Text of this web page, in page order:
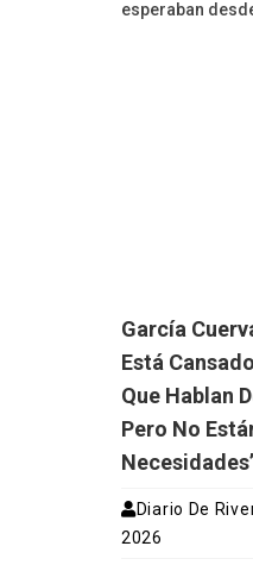
esperaban
García
Está
Que Hablan
Pero No
Diario De
2026